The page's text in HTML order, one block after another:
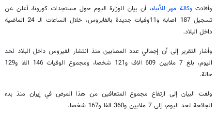
وأفادت وكالة مهر للأنباء، أن بيان الوزارة اليوم حول مستجدات كورونا، أعلن عن
تسجيل 187 اصابة و11وفيات جديدة بالفايروس، خلال الساعات الـ 24 الماضية
داخل البلاد.
وأشار التقرير إلى أن إجمالي عدد المصابين منذ انتشار الفيروس داخل البلاد لحد
اليوم، بلغ 7 ملايين 609 الاف و121 شخصا، ومجموع الوفيات 146 الفا و129
حالة.
ولفت البيان إلى ارتفاع مجموع المتعافين من هذا المرض في إيران منذ بدء
الجائحة لحد اليوم، إلى 7 ملايين و360 الفا و167 شخصا.